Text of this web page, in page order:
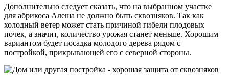
Дополнительно следует сказать, что на выбранном участке
для абрикоса Алеша не должно быть сквозняков. Так как
холодный ветер может стать причиной гибели плодовых
почек, а значит, количество урожая станет меньше. Хорошим
вариантом будет посадка молодого дерева рядом с
постройкой, прикрывающей его с северной стороны.